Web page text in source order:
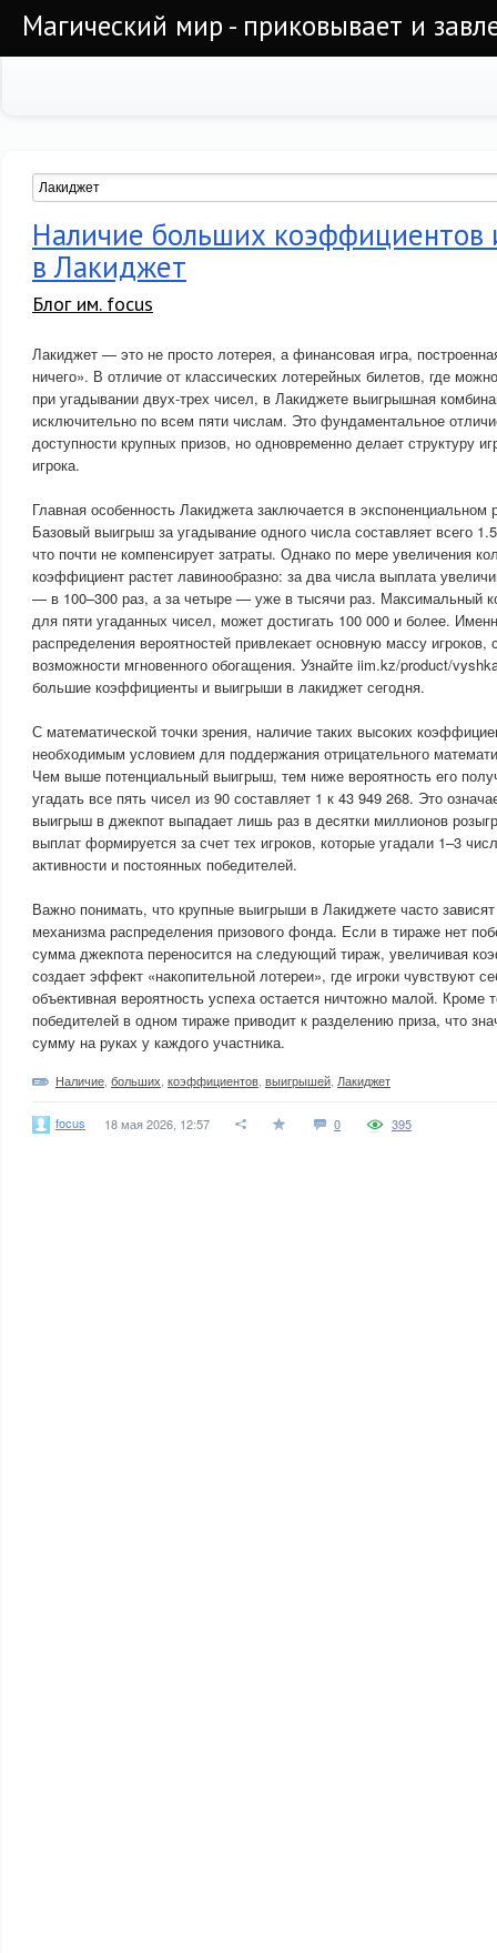
Магический мир - приковывает и
Наличие больших
в Лакиджет
Блог им. focus
Лакиджет — это не просто лотерея, а финансовая игра,
ничего». В отличие от классических лотерейных билетов, где
при угадывании двух-трех чисел, в Лакиджете выигрышная
исключительно по всем пяти числам. Это фундаментальное
доступности крупных призов, но одновременно делает структуру
игрока.
Главная особенность Лакиджета заключается в
Базовый выигрыш за угадывание одного числа составляет всего
что почти не компенсирует затраты. Однако по мере увеличения
коэффициент растет лавинообразно: за два числа выплата
— в 100–300 раз, а за четыре — уже в тысячи раз. Максимальный
для пяти угаданных чисел, может достигать 100 000 и более.
распределения вероятностей привлекает основную массу
возможности мгновенного обогащения. Узнайте iim.kz/product/
большие коэффициенты и выигрыши в лакиджет сегодня.
С математической точки зрения, наличие таких высоких
необходимым условием для поддержания отрицательного
Чем выше потенциальный выигрыш, тем ниже вероятность его
угадать все пять чисел из 90 составляет 1 к 43 949 268. Это
выигрыш в джекпот выпадает лишь раз в десятки миллионов
выплат формируется за счет тех игроков, которые угадали 1–3
активности и постоянных победителей.
Важно понимать, что крупные выигрыши в Лакиджете часто
механизма распределения призового фонда. Если в тираже нет
сумма джекпота переносится на следующий тираж, увеличивая
создает эффект «накопительной лотереи», где игроки чувствуют
объективная вероятность успеха остается ничтожно малой. Кроме
победителей в одном тираже приводит к разделению приза, что
сумму на руках у каждого участника.
Наличие больших коэффициентов выигрышей Лакиджет
focus 18 мая 2026, 12:57 0 395